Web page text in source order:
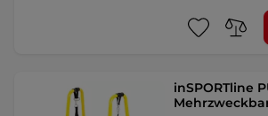
inSPORTline